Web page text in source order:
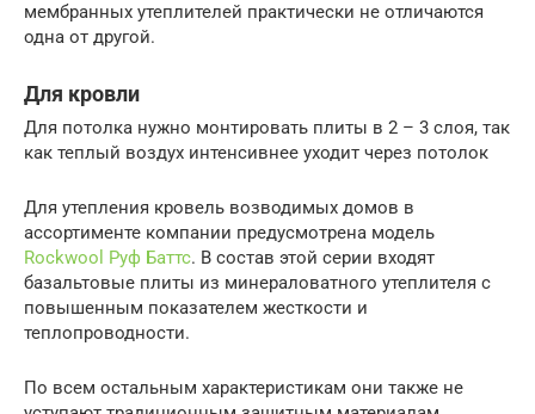
мембранных утеплителей практически не отличаются
одна от другой.
Для кровли
Для потолка нужно монтировать плиты в 2 – 3 слоя, так
как теплый воздух интенсивнее уходит через потолок
Для утепления кровель возводимых домов в
ассортименте компании предусмотрена модель
Rockwool Руф Баттс. В состав этой серии входят
базальтовые плиты из минераловатного утеплителя с
повышенным показателем жесткости и
теплопроводности.
По всем остальным характеристикам они также не